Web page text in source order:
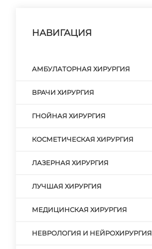
НАВИГАЦИЯ
АМБУЛАТОРНАЯ ХИРУРГИЯ
ВРАЧИ ХИРУРГИЯ
ГНОЙНАЯ ХИРУРГИЯ
КОСМЕТИЧЕСКАЯ ХИРУРГИЯ
ЛАЗЕРНАЯ ХИРУРГИЯ
ЛУЧШАЯ ХИРУРГИЯ
МЕДИЦИНСКАЯ ХИРУРГИЯ
НЕВРОЛОГИЯ И НЕЙРОХИРУРГИЯ